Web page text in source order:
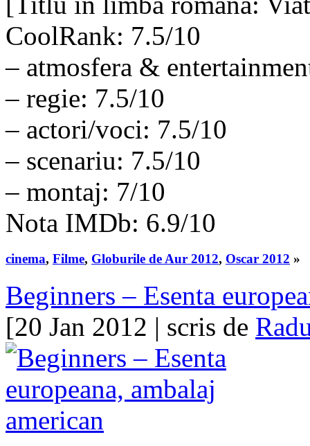
CoolRank: 7.5/10
– atmosfera &
– regie: 7.5/10
– actori/voci: 7.5/10
– scenariu: 7.5/10
– montaj: 7/10
Nota IMDb: 6.9/10
cinema, Filme, Globurile de Aur 2012, Oscar 2012 »
Beginners – Esenta
[20 Jan 2012 | scris de